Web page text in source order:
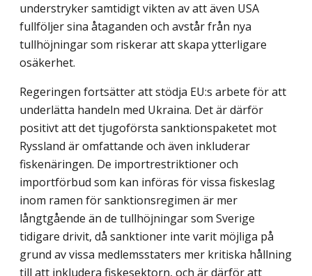
understryker samtidigt vikten av att även USA
fullföljer sina åtaganden och avstår från nya
tullhöjningar som riskerar att skapa ytterligare
osäkerhet.
Regeringen fortsätter att stödja EU:s arbete för att
underlätta handeln med Ukraina. Det är därför
positivt att det tjugoförsta sanktionspaketet mot
Ryssland är omfattande och även inkluderar
fiskenäringen. De importrestriktioner och
importförbud som kan införas för vissa fiskeslag
inom ramen för sanktionsregimen är mer
långtgående än de tullhöjningar som Sverige
tidigare drivit, då sanktioner inte varit möjliga på
grund av vissa medlemsstaters mer kritiska hållning
till att inkludera fiskesektorn, och är därför att